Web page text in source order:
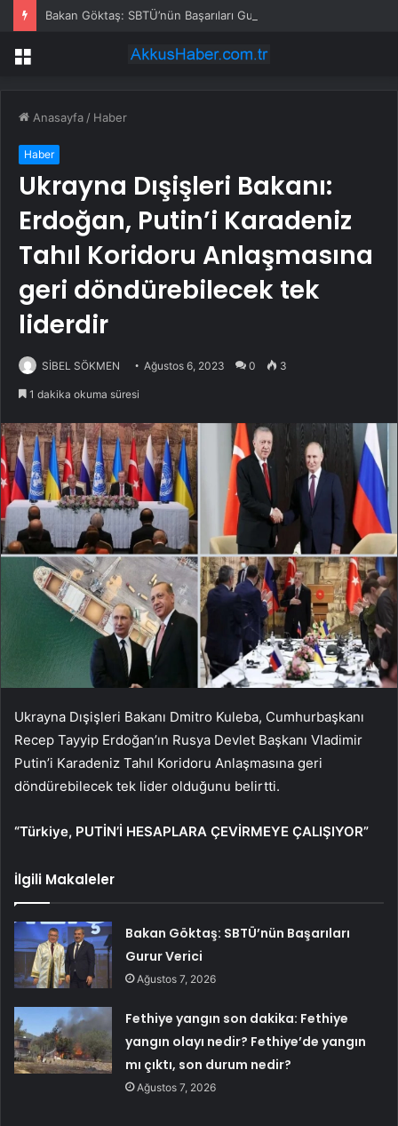
Bakan Göktaş: SBTÜ’nün Başarıları Gurur Verici
Menü
Anasayfa / Haber
Haber
Ukrayna Dışişleri Bakanı:
Erdoğan, Putin’i Karadeniz
Tahıl Koridoru Anlaşmasına
geri döndürebilecek tek
liderdir
SİBEL SÖKMEN Ağustos 6, 2023 0 3
1 dakika okuma süresi
Ukrayna Dışişleri Bakanı Dmitro Kuleba, Cumhurbaşkanı
Recep Tayyip Erdoğan’ın Rusya Devlet Başkanı Vladimir
Putin’i Karadeniz Tahıl Koridoru Anlaşmasına geri
döndürebilecek tek lider olduğunu belirtti.
“Türkiye, PUTİN’İ HESAPLARA ÇEVİRMEYE ÇALIŞIYOR”
İlgili Makaleler
Bakan Göktaş: SBTÜ’nün Başarıları
Gurur Verici
Ağustos 7, 2026
Fethiye yangın son dakika: Fethiye
yangın olayı nedir? Fethiye’de yangın
mı çıktı, son durum nedir?
Ağustos 7, 2026